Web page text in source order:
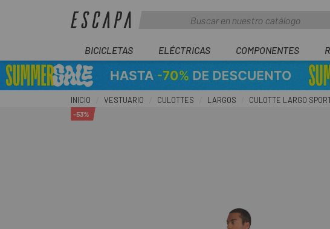
BICICLETAS ELÉCTRICAS COMPONENTES
INICIO VESTUARIO CULOTTES LARGOS CULOTTE LARGO
-53%